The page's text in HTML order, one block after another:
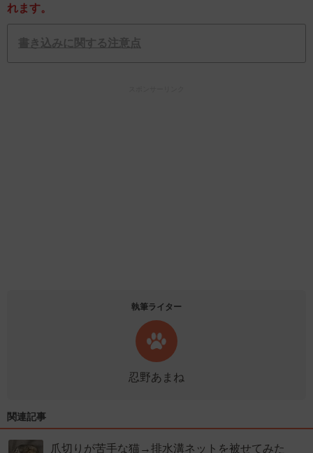
れます。
書き込みに関する注意点
執筆ライター
忍野あまね
関連記事
爪切りが苦手な猫→排水溝ネットを被せてみた